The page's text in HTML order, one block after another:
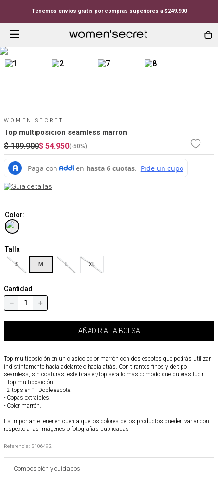
Tenemos envíos gratis por compras superiores a $249.900
WOMEN'SECRET
Top multiposición seamless marrón
$ 109.900$ 54.950(-50%)
Guia de tallas
Color:
Talla
S M L XL
Cantidad
＋
－
AÑADIR A LA BOLSA
Top multiposición en un clásico color marrón con dos escotes que podrás utilizar
indistintamente hacia adelante o hacia atrás. Con tirantes finos y de tipo
seamless, sin costuras, este brasier/top será lo más cómodo que quieras lucir.
- Top multiposición.
- 2 tops en 1. Doble escote.
- Copas extraíbles.
- Color marrón.
Es importante tener en cuenta que los colores de los productos pueden variar con
respecto a las imágenes o fotografías publicadas
Referencia: 5106492
Composición y cuidados